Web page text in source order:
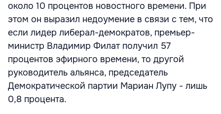
около 10 процентов новостного времени. При
этом он выразил недоумение в связи с тем, что
если лидер либерал-демократов, премьер-
министр Владимир Филат получил 57
процентов эфирного времени, то другой
руководитель альянса, председатель
Демократической партии Мариан Лупу - лишь
0,8 процента.